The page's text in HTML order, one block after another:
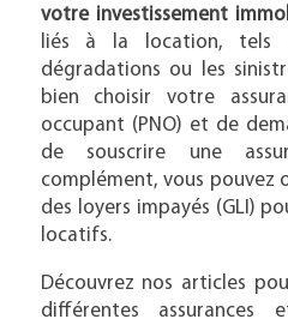
votre investissement
liés à la location, tels
dégradations ou les
bien choisir votre
occupant (PNO) et de
de souscrire une
complément, vous pouvez
des loyers impayés (GLI)
locatifs.
Découvrez nos articles
différentes assurances